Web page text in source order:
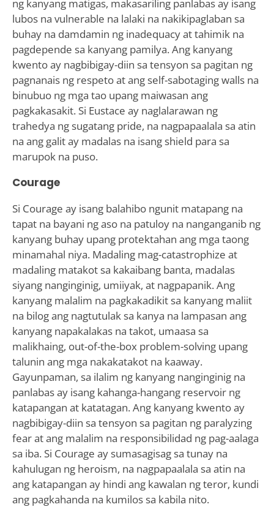
ng kanyang matigas, makasariling panlabas ay isang
lubos na vulnerable na lalaki na nakikipaglaban sa
buhay na damdamin ng inadequacy at tahimik na
pagdepende sa kanyang pamilya. Ang kanyang
kwento ay nagbibigay-diin sa tensyon sa pagitan ng
pagnanais ng respeto at ang self-sabotaging walls na
binubuo ng mga tao upang maiwasan ang
pagkakasakit. Si Eustace ay naglalarawan ng
trahedya ng sugatang pride, na nagpapaalala sa atin
na ang galit ay madalas na isang shield para sa
marupok na puso.
Courage
Si Courage ay isang balahibo ngunit matapang na
tapat na bayani ng aso na patuloy na nanganganib ng
kanyang buhay upang protektahan ang mga taong
minamahal niya. Madaling mag-catastrophize at
madaling matakot sa kakaibang banta, madalas
siyang nanginginig, umiiyak, at nagpapanik. Ang
kanyang malalim na pagkakadikit sa kanyang maliit
na bilog ang nagtutulak sa kanya na lampasan ang
kanyang napakalakas na takot, umaasa sa
malikhaing, out-of-the-box problem-solving upang
talunin ang mga nakakatakot na kaaway.
Gayunpaman, sa ilalim ng kanyang nanginginig na
panlabas ay isang kahanga-hangang reservoir ng
katapangan at katatagan. Ang kanyang kwento ay
nagbibigay-diin sa tensyon sa pagitan ng paralyzing
fear at ang malalim na responsibilidad ng pag-aalaga
sa iba. Si Courage ay sumasagisag sa tunay na
kahulugan ng heroism, na nagpapaalala sa atin na
ang katapangan ay hindi ang kawalan ng teror, kundi
ang pagkahanda na kumilos sa kabila nito.